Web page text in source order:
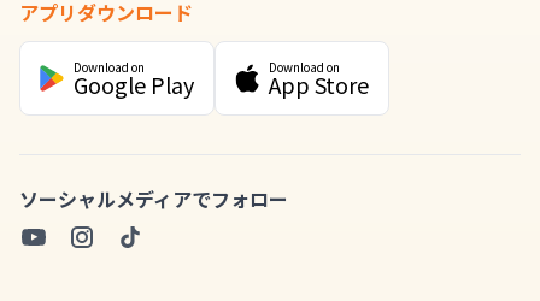
アプリダウンロード
Download on
Google Play
Download on
App Store
ソーシャルメディアでフォロー